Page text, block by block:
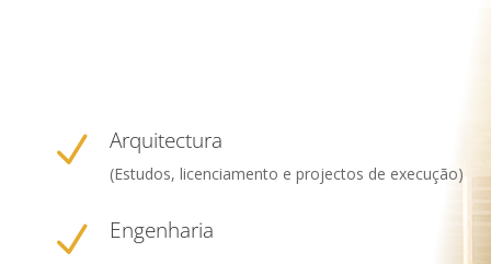
N Arquitectura
(Estudos, licenciamento e projectos de execução)
N Engenharia